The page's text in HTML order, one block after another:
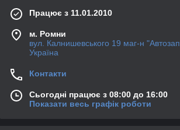
Працює з 11.01.2010
м. Ромни
вул. Калнишевського 19 маг-н
Україна
Контакти
Сьогодні працює з 08:00 до 16:00
Показати весь графік роботи